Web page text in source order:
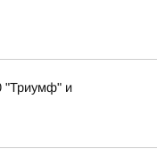
"Триумф" и